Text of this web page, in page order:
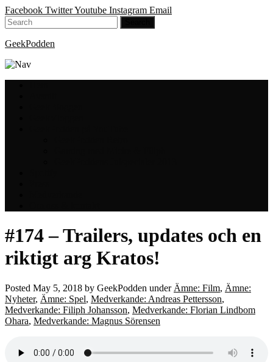
Facebook TwitterYoutube Instagram Email
GeekPodden
#174 – Trailers, updates och en
riktigt arg Kratos!
Posted May 5, 2018 by GeekPodden under Ämne: Film, Ämne:
Nyheter, Ämne: Spel, Medverkande: Andreas Pettersson,
Medverkande: Filiph Johansson, Medverkande: Florian Lindbom
Ohara, Medverkande: Magnus Sörensen